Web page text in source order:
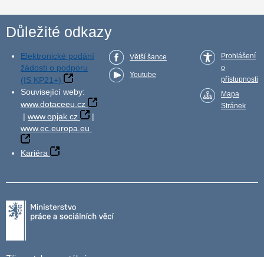
Důležité odkazy
Elektronické podání
žádosti o podporu
(IS KP21+)
Související weby:
www.dotaceeu.cz
| www.opjak.cz
|
www.ec.europa.eu
Kariéra
Větší šance
Youtube
Prohlášení
o
přístupnosti
Mapa
Stránek